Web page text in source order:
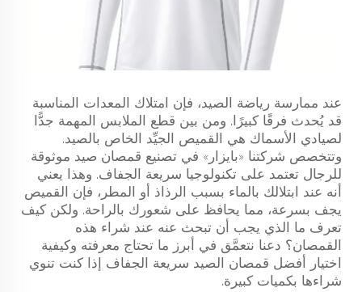
عند ممارسة رياضة الصيد، فإن امتلاك المعدات المناسبة
قد يُحدث فرقًا كبيرًا. ومن بين قطع الملابس المهمة جدًّا
لصيادي الأسماك هي القميص الجيِّد الخاص بالصيد.
وتتخصص شركتنا «بايزار» في تصنيع قمصان صيد موثوقة
للرجال تعتمد على تكنولوجيا سريعة الجفاف. وهذا يعني
أنه عند ابتلالك بالماء بسبب الرذاذ أو المطر، فإن القميص
يجف بسرعة، مما يحافظ على شعورك بالراحة. ولكن كيف
تعرف ما الذي يجب أن تبحث عنه عند شراء هذه
القمصان؟ دعنا نتعمَّق في أبرز ما تحتاج معرفته وكيفية
اختيار أفضل قمصان الصيد سريعة الجفاف إذا كنت تنوي
شراءها بكميات كبيرة.